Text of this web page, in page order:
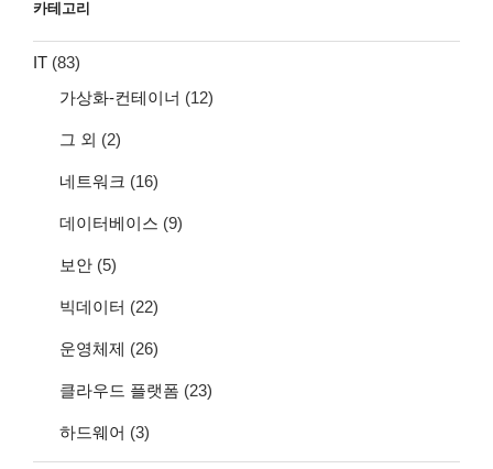
카테고리
IT (83)
가상화-컨테이너 (12)
그 외 (2)
네트워크 (16)
데이터베이스 (9)
보안 (5)
빅데이터 (22)
운영체제 (26)
클라우드 플랫폼 (23)
하드웨어 (3)